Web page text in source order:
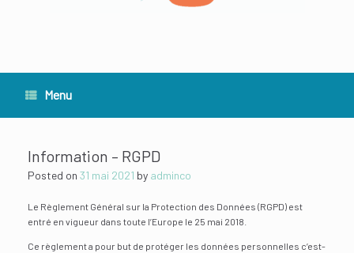
Menu
Information – RGPD
Posted on 31 mai 2021 by adminco
Le Règlement Général sur la Protection des Données (RGPD) est
entré en vigueur dans toute l’Europe le 25 mai 2018.
Ce règlement a pour but de protéger les données personnelles c’est-